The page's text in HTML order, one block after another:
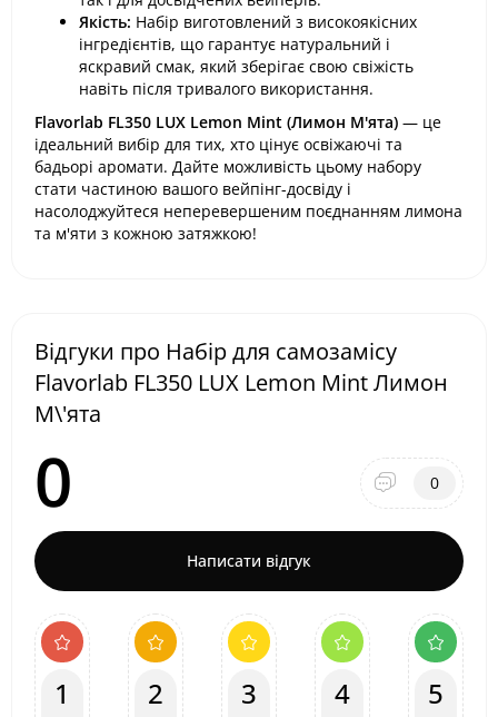
Якість: Набір виготовлений з високоякісних
інгредієнтів, що гарантує натуральний і
яскравий смак, який зберігає свою свіжість
навіть після тривалого використання.
Flavorlab FL350 LUX Lemon Mint (Лимон М'ята) — це
ідеальний вибір для тих, хто цінує освіжаючі та
бадьорі аромати. Дайте можливість цьому набору
стати частиною вашого вейпінг-досвіду і
насолоджуйтеся неперевершеним поєднанням лимона
та м'яти з кожною затяжкою!
Відгуки про Набір для самозамісу
Flavorlab FL350 LUX Lemon Mint Лимон
М\'ята
0 0
Написати відгук
1 2 3 4 5